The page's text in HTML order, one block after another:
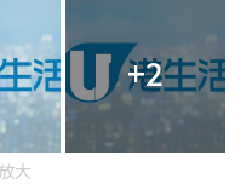
+2
大